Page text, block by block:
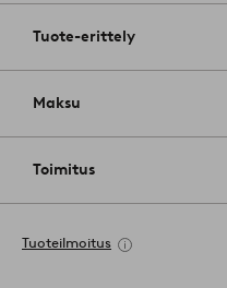
Tuote-erittely
Maksu
Toimitus
Tuoteilmoitus